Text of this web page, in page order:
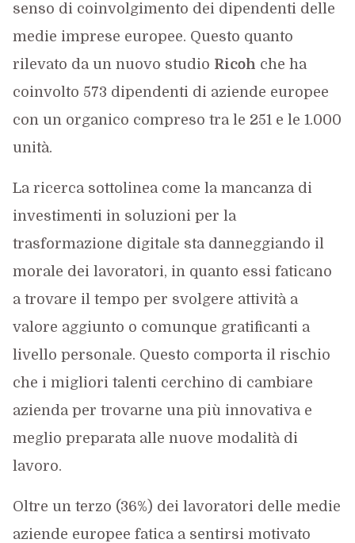
senso di coinvolgimento dei dipendenti delle
medie imprese europee. Questo quanto
rilevato da un nuovo studio Ricoh che ha
coinvolto 573 dipendenti di aziende europee
con un organico compreso tra le 251 e le 1.000
unità.
La ricerca sottolinea come la mancanza di
investimenti in soluzioni per la
trasformazione digitale sta danneggiando il
morale dei lavoratori, in quanto essi faticano
a trovare il tempo per svolgere attività a
valore aggiunto o comunque gratificanti a
livello personale. Questo comporta il rischio
che i migliori talenti cerchino di cambiare
azienda per trovarne una più innovativa e
meglio preparata alle nuove modalità di
lavoro.
Oltre un terzo (36%) dei lavoratori delle medie
aziende europee fatica a sentirsi motivato